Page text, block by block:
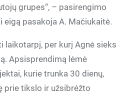
grupes“, – pasirengimo
eigą pasakoja A. Mačiukaitė.
laikotarpį, per kurį Agnė sieks
Apsisprendimą lėmė
kurie trunka 30 dienų,
prie tikslo ir užsibrėžto